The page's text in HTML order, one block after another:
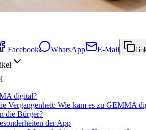
Facebook WhatsApp E-Mail
digital?
Vergangenheit: Wie kam es zu GEMMA
die Bürger?
der App